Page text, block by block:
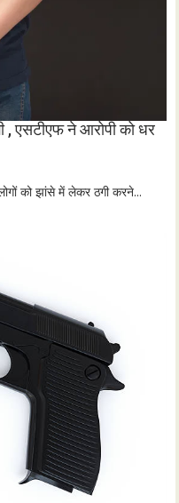
, एसटीएफ ने आरोपी को धर
को झांसे में लेकर ठगी करने...